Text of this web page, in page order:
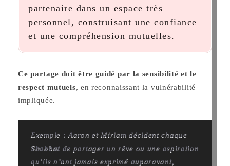
partenaire dans un espace très
personnel, construisant une confiance
et une compréhension mutuelles.
Ce partage doit être guidé par la sensibilité et le
respect mutuels, en reconnaissant la vulnérabilité
impliquée.
Exemple : Aaron et Miriam décident chaque
Shabbatde partager un rêve ou une aspiration
qu’ils n’ont jamais exprimé auparavant,